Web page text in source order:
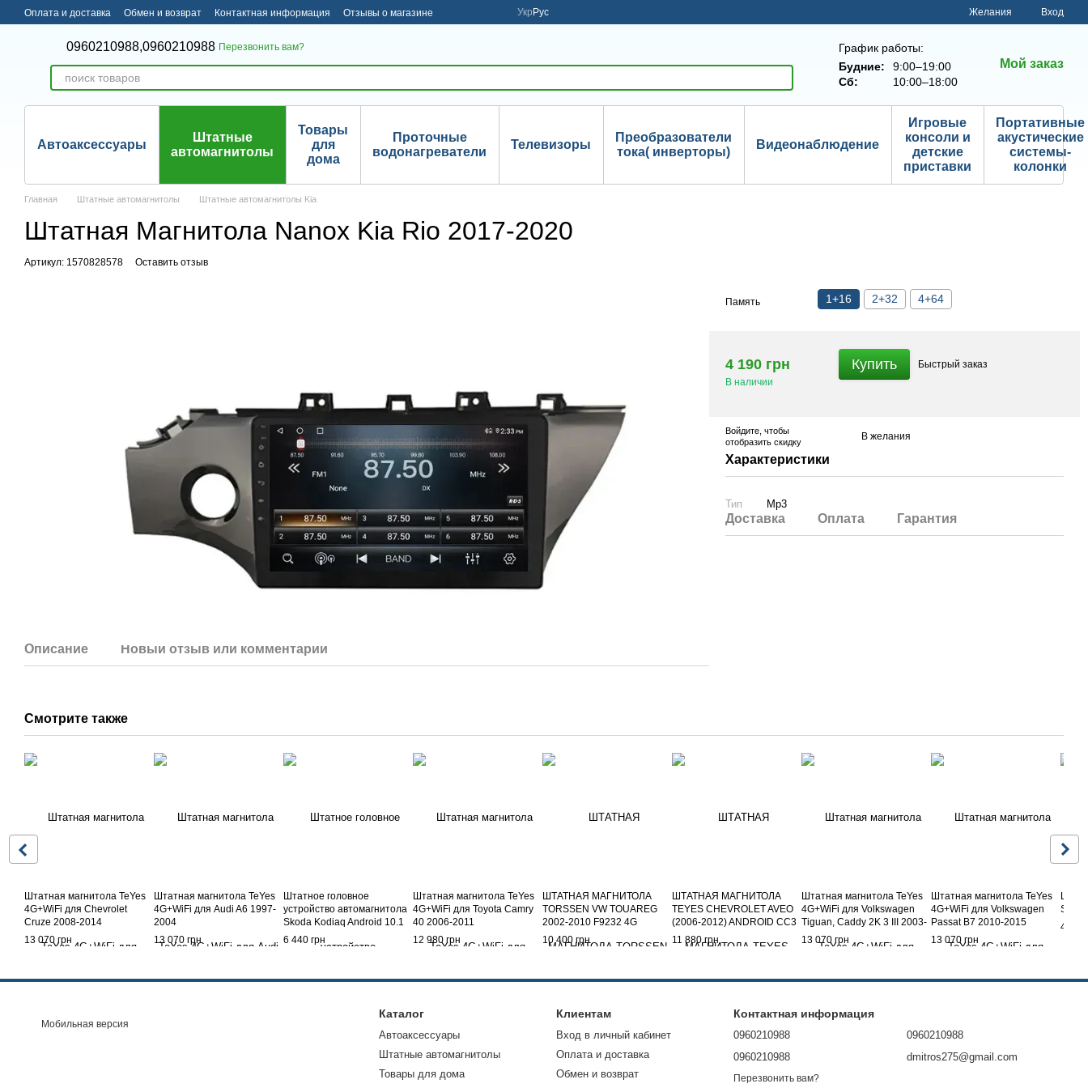
Перейти к основному контенту
Оплата и доставка Обмен и возврат Контактная информация Отзывы о магазине Укр Рус Желания Вход
0960210988,0960210988 Перезвонить вам?
График работы:
Будние:
9:00–19:00
Сб:
10:00–18:00
Мой заказ
Автоаксессуары
Штатные
автомагнитолы
Товары
для
дома
Проточные
водонагреватели
Телевизоры
Преобразователи
тока( инверторы)
Видеонаблюдение
Игровые
консоли и
детские
приставки
Портативные
акустические
системы-
колонки
Главная Штатные автомагнитолы Штатные автомагнитолы Kia
Штатная Магнитола Nanox Kia Rio 2017-2020
Артикул: 1570828578 Оставить отзыв
Описание Новый отзыв или комментарий
Память 1+16 2+32 4+64
4 190 грн
В наличии
Купить Быстрый заказ
Войдите , чтобы
отобразить скидку
В желания
Характеристики
Тип Mp3
Доставка Оплата Гарантия
Смотрите также
Штатная магнитола TeYes
4G+WiFi для Chevrolet
Cruze 2008-2014
13 070 грн
Штатная магнитола TeYes
4G+WiFi для Audi A6 1997-
2004
13 070 грн
Штатное головное
устройство автомагнитола
Skoda Kodiaq Android 10.1
6 440 грн
Штатная магнитола TeYes
4G+WiFi для Toyota Camry
40 2006-2011
12 980 грн
ШТАТНАЯ МАГНИТОЛА
TORSSEN VW TOUAREG
2002-2010 F9232 4G
10 400 грн
ШТАТНАЯ МАГНИТОЛА
TEYES CHEVROLET AVEO
(2006-2012) ANDROID CC3
4G+64GB 4G+WIFI
11 880 грн
Штатная магнитола TeYes
4G+WiFi для Volkswagen
Tiguan, Caddy 2K 3 III 2003-
2010
13 070 грн
Штатная магнитола TeYes
4G+WiFi для Volkswagen
Passat B7 2010-2015
13 070 грн
4 550
Мобильная версия
Каталог
Автоаксессуары
Штатные автомагнитолы
Товары для дома
Клиентам
Вход в личный кабинет
Оплата и доставка
Обмен и возврат
Контактная информация
0960210988
0960210988
Перезвонить вам?
0960210988
dmitros275@gmail.com